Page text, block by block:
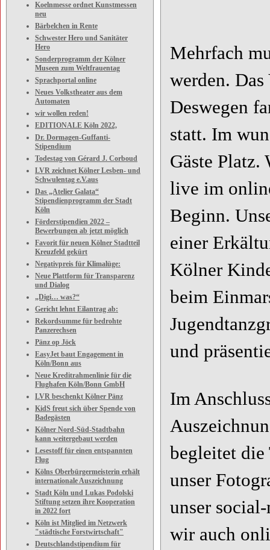
Koelnmesse ordnet Kunstmessen
neu
Bärbelchen in Rente
Schwester Hero und Sanitäter
Hero
Sonderprogramm der Kölner
Museen zum Weltfrauentag
Sprachportal online
Neues Volkstheater aus dem
Automaten
wir wollen reden!
EDITIONALE Köln 2022,
Dr. Dormagen-Guffanti-
Stipendium
Todestag von Gérard J. Corboud
LVR zeichnet Kölner Lesben- und
Schwulentag e.V.aus
Das „Atelier Galata“
Stipendienprogramm der Stadt
Köln
Förderstipendien 2022 –
Bewerbungen ab jetzt möglich
Favorit für neuen Kölner Stadtteil
Kreuzfeld gekürt
Negativpreis für Klimalüge:
Neue Plattform für Transparenz
und Dialog
„Digi… was?“
Gericht lehnt Eilantrag ab:
Rekordsumme für bedrohte
Panzerechsen
Pänz op Jöck
EasyJet baut Engagement in
Köln/Bonn aus
Neue Kreditrahmenlinie für die
Flughafen Köln/Bonn GmbH
LVR beschenkt Kölner Pänz
KidS freut sich über Spende von
Badegästen
Kölner Nord-Süd-Stadtbahn
kann weitergebaut werden
Lesestoff für einen entspannten
Flug
Kölns Oberbürgermeisterin erhält
internationale Auszeichnung
Stadt Köln und Lukas Podolski
Stiftung setzen ihre Kooperation
in 2022 fort
Köln ist Mitglied im Netzwerk
"städtische Forstwirtschaft"
Deutschlandstipendium für
Mehrfach
werden.
Deswegen
statt. Im
Gäste Platz.
live im
Beginn.
einer
Kölner
beim
und
Im
begleitet die
unser
unser
wir auch